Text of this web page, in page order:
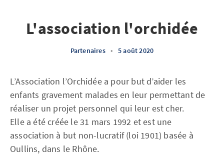
L'association l'orchidée
Partenaires • 5 août 2020
L’Association l’Orchidée a pour but d’aider les
enfants gravement malades en leur permettant de
réaliser un projet personnel qui leur est cher.
Elle a été créée le 31 mars 1992 et est une
association à but non-lucratif (loi 1901) basée à
Oullins, dans le Rhône.